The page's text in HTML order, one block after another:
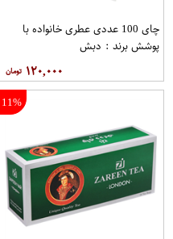
چای 100 عددی عطری خانواده با
پوشش برند : دبش
۱۲۰,۰۰۰
11%